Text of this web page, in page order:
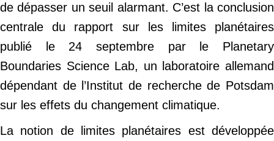
de dépasser un seuil alarmant. C’est la conclusion
centrale du rapport sur les limites planétaires
publié le 24 septembre par le Planetary
Boundaries Science Lab, un laboratoire allemand
dépendant de l’Institut de recherche de Potsdam
sur les effets du changement climatique.
La notion de limites planétaires est développée